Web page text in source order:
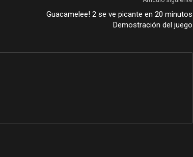
Guacamelee! 2 se ve picante en 20 minutos
Demostración del juego